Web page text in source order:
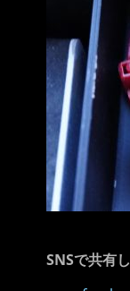
SNSで共有